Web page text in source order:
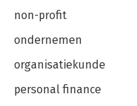
non-profit
ondernemen
organisatiekunde
personal finance